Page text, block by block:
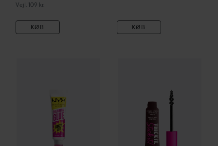
Vejl. 109 kr.
Vejledende pris 109 kr.
KØB KØB